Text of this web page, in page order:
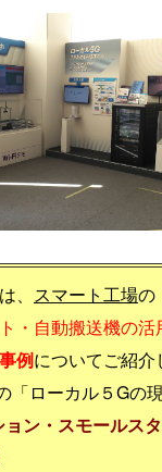
、 スマート工場の
・自動搬送機の活
例についてご紹介
「ローカル５Gの
ン・スモールス